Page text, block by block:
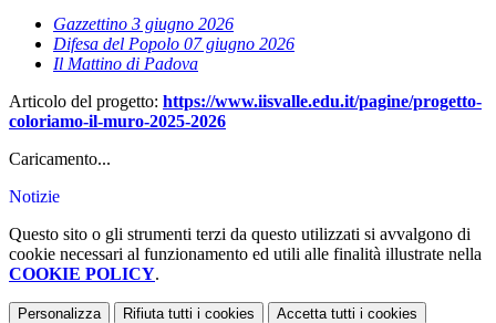
Gazzettino 3 giugno 2026
Difesa del Popolo 07 giugno 2026
Il Mattino di Padova
Articolo del progetto: https://www.iisvalle.edu.it/pagine/progetto-
coloriamo-il-muro-2025-2026
Caricamento...
Notizie
Questo sito o gli strumenti terzi da questo utilizzati si avvalgono di
cookie necessari al funzionamento ed utili alle finalità illustrate nella
COOKIE POLICY.
Personalizza Rifiuta tutti i cookies Accetta tutti i cookies